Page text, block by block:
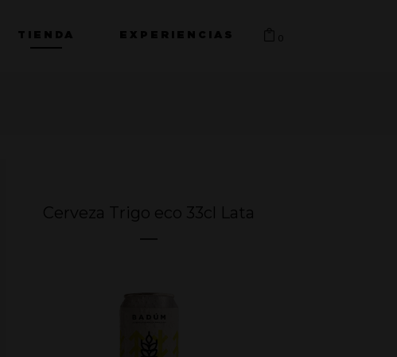
0
TIENDA EXPERIENCIAS
Cerveza Trigo eco 33cl Lata